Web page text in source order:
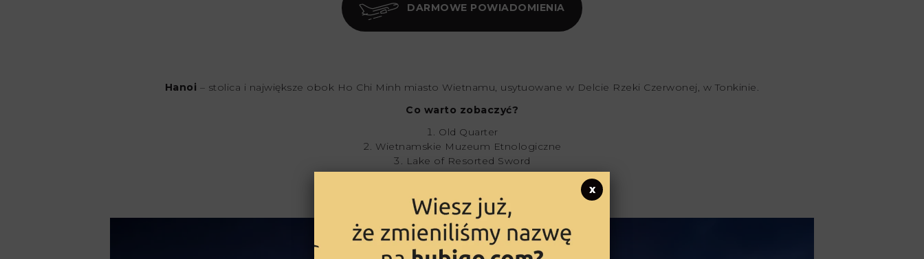
DARMOWE POWIADOMIENIA
Hanoi – stolica i największe obok Ho Chi Minh miasto Wietnamu, usytuowane w Delcie Rzeki Czerwonej, w Tonkinie.
Co warto zobaczyć?
Old Quarter
Wietnamskie Muzeum Etnologiczne
Lake of Resorted Sword
Więzienie Hoa Lo
x